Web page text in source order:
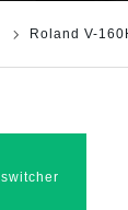
Roland V-
switcher